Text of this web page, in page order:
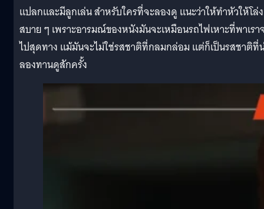
แปลกและมีลูกเล่น สำหรับใครที่จะลองดู แนะว่าให้ทำหัวให้โล่ง
สบาย ๆ เพราะอารมณ์ของหนังมันจะเหมือนรถไฟเหาะที่พาเร
ไปสุดทาง แม้มันจะไม่ใช่รสชาติที่กลมกล่อม แต่ก็เป็นรสชาติที่
ลองทานดูสักครั้ง